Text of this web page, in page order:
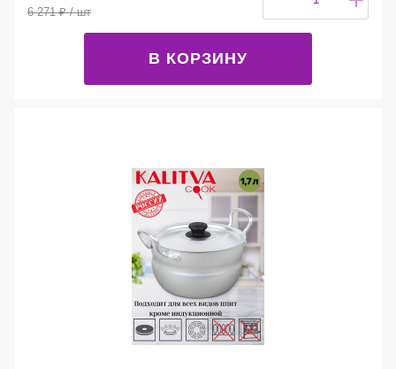
6 271₽/ шт
В КОРЗИНУ